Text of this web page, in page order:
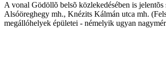
A vonal Gödöllõ belsõ közlekedésében is
Alsóöreghegy mh., Knézits Kálmán utca mh.
megállóhelyek épületei - némelyik ugyan